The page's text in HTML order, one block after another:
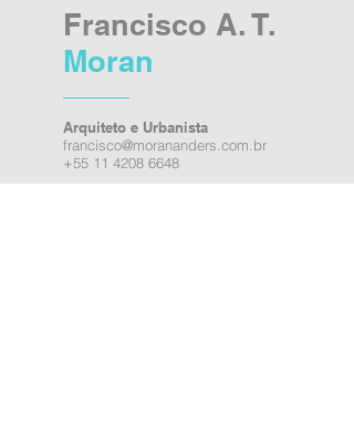
Francisco A. T.
Moran
Arquiteto e Urbanista
francisco@morananders.com.br
+55 11 4208 6648